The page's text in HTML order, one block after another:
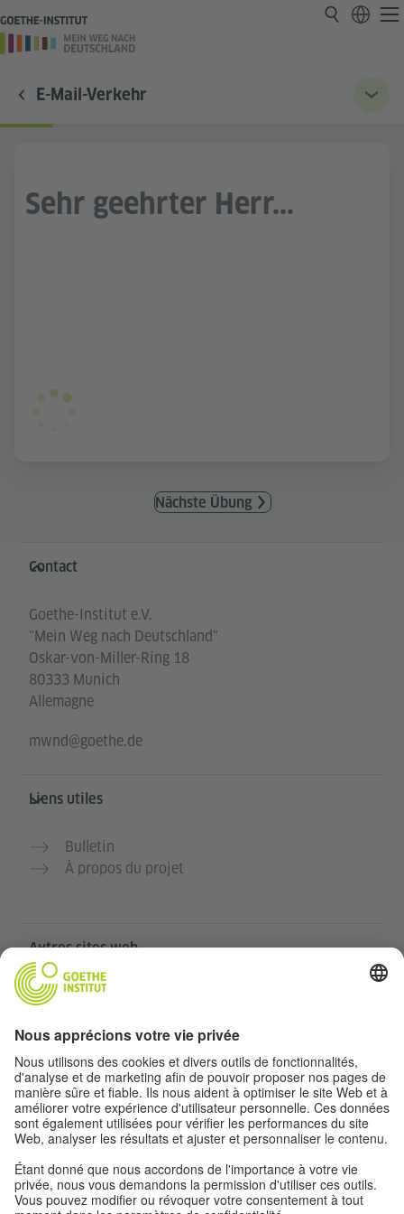
E-Mail-Verkehr
Sehr geehrter Herr...
Nächste Übung
Service- und Informationsbereich
Contact
Goethe-Institut e.V.
"Mein Weg nach Deutschland"
Oskar-von-Miller-Ring 18
80333 Munich
Allemagne
mwnd@goethe.de
Liens utiles
Bulletin
À propos du projet
Autres sites web
Communauté „Deutsch für dich“
Cours d’allemand de l’Institut Goethe
Portail pour enseignants „Deutschstunde“
Confidentialité et accessibilité
Paramètres de confidentialité
Accessibilité